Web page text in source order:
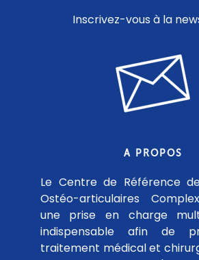
Inscrivez-vous à la
A PROPOS
Le Centre de Référence
Ostéo-articulaires
une prise en charge
indispensable afin de
traitement médical et